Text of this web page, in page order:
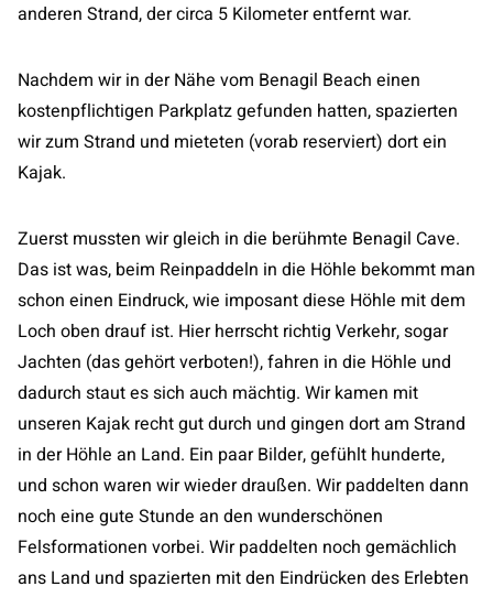
anderen Strand, der circa 5 Kilometer entfernt war.
Nachdem wir in der Nähe vom Benagil Beach einen
kostenpflichtigen Parkplatz gefunden hatten, spazierten
wir zum Strand und mieteten (vorab reserviert) dort ein
Kajak.
Zuerst mussten wir gleich in die berühmte Benagil Cave.
Das ist was, beim Reinpaddeln in die Höhle bekommt man
schon einen Eindruck, wie imposant diese Höhle mit dem
Loch oben drauf ist. Hier herrscht richtig Verkehr, sogar
Jachten (das gehört verboten!), fahren in die Höhle und
dadurch staut es sich auch mächtig. Wir kamen mit
unseren Kajak recht gut durch und gingen dort am Strand
in der Höhle an Land. Ein paar Bilder, gefühlt hunderte,
und schon waren wir wieder draußen. Wir paddelten dann
noch eine gute Stunde an den wunderschönen
Felsformationen vorbei. Wir paddelten noch gemächlich
ans Land und spazierten mit den Eindrücken des Erlebten